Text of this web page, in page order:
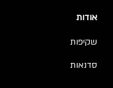
אודות
שקיפות
סדנאות